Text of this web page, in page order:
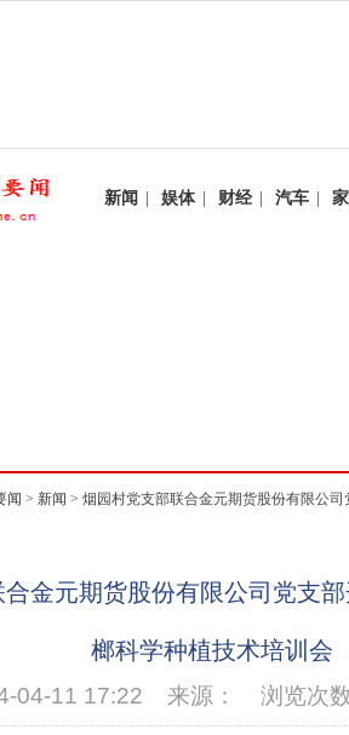
新闻 娱体 财经 汽车
闻 > 新闻 > 烟园村党支部联合金元期货股份有限公
金元期货股份有限公司党支
榔科学种植技术培训会
04-11 17:22 来源： 浏览次